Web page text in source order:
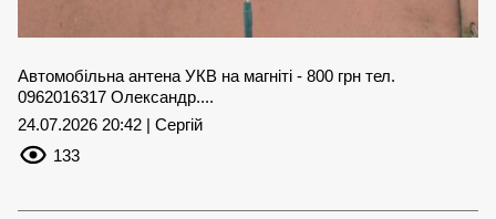
Автомобільна антена УКВ на магніті - 800 грн тел.
0962016317 Олександр....
24.07.2026 20:42 | Сергій
133